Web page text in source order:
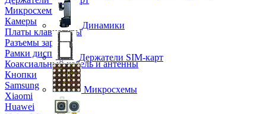
Микросхемы
Камеры
Платы клавиатуры
Разъемы зарядки
Рамки дисплея
Коаксиальный кабель и антенны
Кнопки
Samsung
Xiaomi
Huawei
Динамики
Держатели SIM-карт
Микросхемы